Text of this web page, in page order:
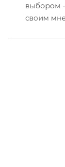
выбором -
своим